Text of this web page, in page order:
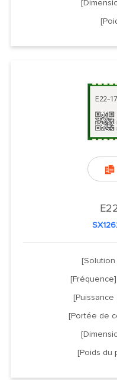

[Solution
[Fréquence]:
[Puissance
[Portée de
[Poids du